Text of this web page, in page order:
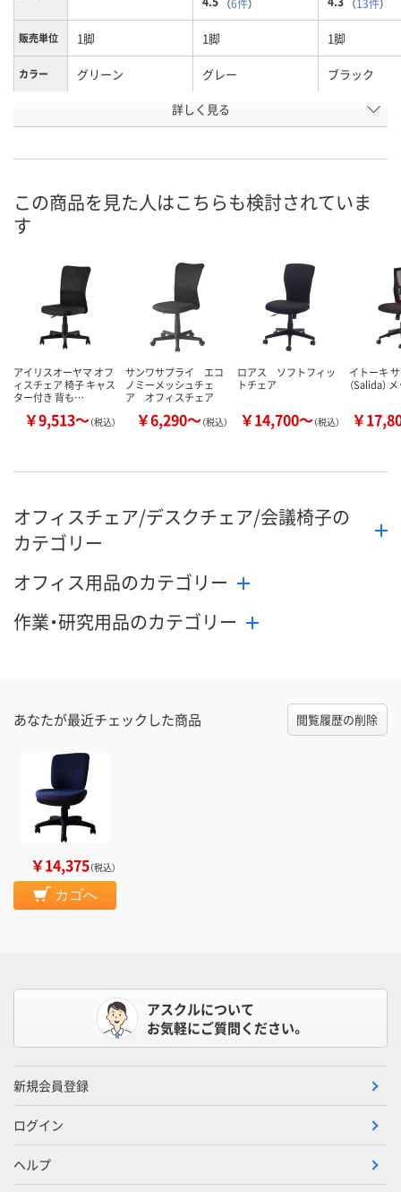
販売単位 1脚 1脚 1脚
カラー グリーン グレー ブラック
U683708 U683815
8月24日（月）まで
カゴへ カ
詳しく見る
この商品を見た人はこちらも検討されていま
す
アイリスオーヤマ オフ
ィスチェア 椅子 キャス
ター付き 背も…
￥9,513～（税込）
サンワサプライ エコ
ノミーメッシュチェ
ア オフィスチェア
￥6,290～（税込）
ロアス ソフトフィッ
トチェア
￥14,700～（税込）
イトーキ
（Salida）
￥
オフィスチェア/デスクチェア/会議椅子の
カテゴリー
オフィス用品のカテゴリー
作業・研究用品のカテゴリー
あなたが最近チェックした商品 閲覧履歴の削除
￥14,375（税込）
カゴへ
アスクルについて
お気軽にご質問ください。
新規会員登録
ログイン
ヘルプ